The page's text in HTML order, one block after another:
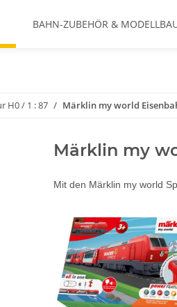
BAHN-ZUBEHÖR &
H0 / 1 : 87 Märklin my world
Märklin my
Mit den Märklin my world